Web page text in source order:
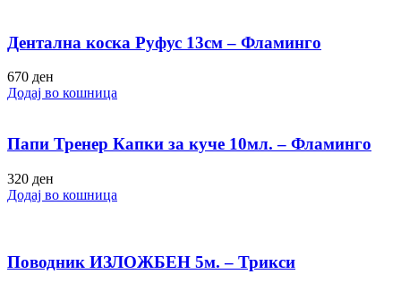
Дентална коска Руфус 13см – Фламинго
670 ден
Додај во кошница
Папи Тренер Капки за куче 10мл. – Фламинго
320 ден
Додај во кошница
Поводник ИЗЛОЖБЕН 5м. – Трикси